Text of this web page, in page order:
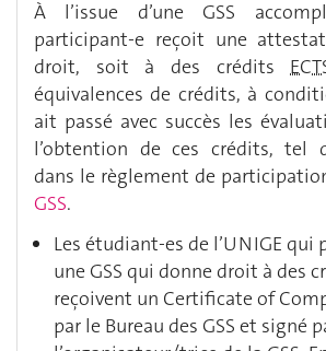
À l’issue d’une GSS
participant-e reçoit une
droit, soit à des crédits
équivalences de crédits, à
ait passé avec succès les
l’obtention de ces crédits, tel
dans le règlement de
GSS.
Les étudiant-es de l’UNIGE qui
une GSS qui donne droit à des
reçoivent un Certificate of
par le Bureau des GSS et signé